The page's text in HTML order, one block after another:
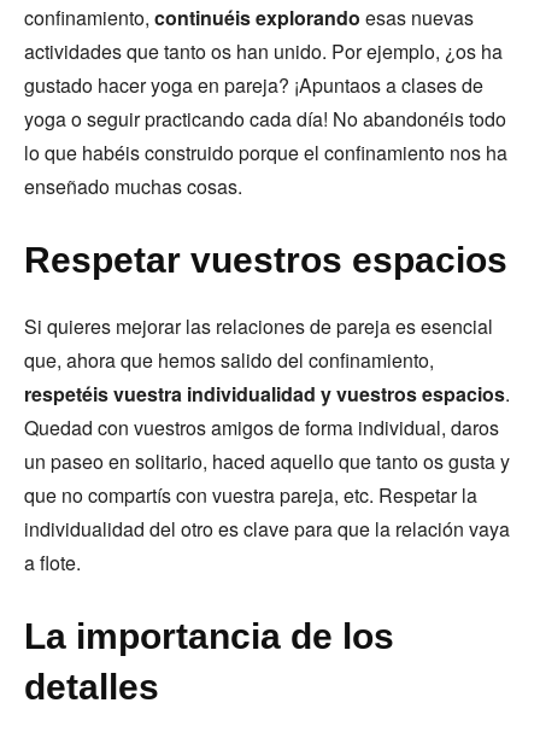
confinamiento, continuéis explorando esas nuevas
actividades que tanto os han unido. Por ejemplo, ¿os ha
gustado hacer yoga en pareja? ¡Apuntaos a clases de
yoga o seguir practicando cada día! No abandonéis todo
lo que habéis construido porque el confinamiento nos ha
enseñado muchas cosas.
Respetar vuestros espacios
Si quieres mejorar las relaciones de pareja es esencial
que, ahora que hemos salido del confinamiento,
respetéis vuestra individualidad y vuestros espacios.
Quedad con vuestros amigos de forma individual, daros
un paseo en solitario, haced aquello que tanto os gusta y
que no compartís con vuestra pareja, etc. Respetar la
individualidad del otro es clave para que la relación vaya
a flote.
La importancia de los
detalles